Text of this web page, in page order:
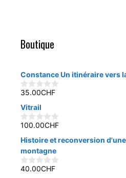
Boutique
Constance Un itinéraire vers
0
u
r
5
35.00CHF
Vitrail
0
u
r
5
100.00CHF
Histoire et reconversion
montagne
0
40.00CHF